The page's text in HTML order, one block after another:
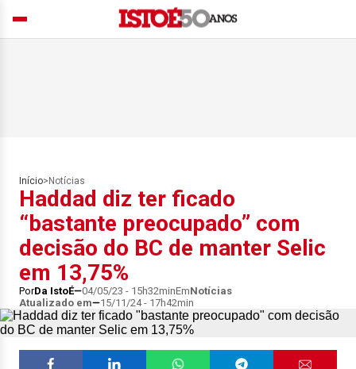
Início> Notícias
Haddad diz ter ficado
“bastante preocupado” com
decisão do BC de manter Selic
em 13,75%
PorDa IstoÉ 04/05/23 - 15h32minEmNotícias
Atualizado em
15/11/24 - 17h42min